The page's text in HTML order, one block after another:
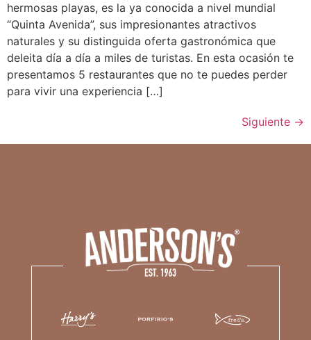
hermosas playas, es la ya conocida a nivel mundial
“Quinta Avenida”, sus impresionantes atractivos
naturales y su distinguida oferta gastronómica que
deleita día a día a miles de turistas. En esta ocasión te
presentamos 5 restaurantes que no te puedes perder
para vivir una experiencia […]
Siguiente →